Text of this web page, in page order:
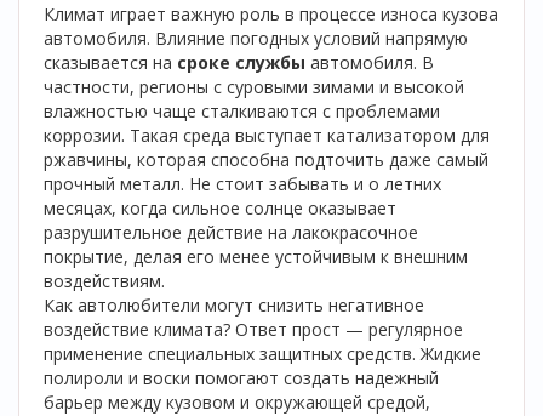
Климат играет важную роль в процессе износа кузова
автомобиля. Влияние погодных условий напрямую
сказывается на сроке службы автомобиля. В
частности, регионы с суровыми зимами и высокой
влажностью чаще сталкиваются с проблемами
коррозии. Такая среда выступает катализатором для
ржавчины, которая способна подточить даже самый
прочный металл. Не стоит забывать и о летних
месяцах, когда сильное солнце оказывает
разрушительное действие на лакокрасочное
покрытие, делая его менее устойчивым к внешним
воздействиям.
Как автолюбители могут снизить негативное
воздействие климата? Ответ прост — регулярное
применение специальных защитных средств. Жидкие
полироли и воски помогают создать надежный
барьер между кузовом и окружающей средой,